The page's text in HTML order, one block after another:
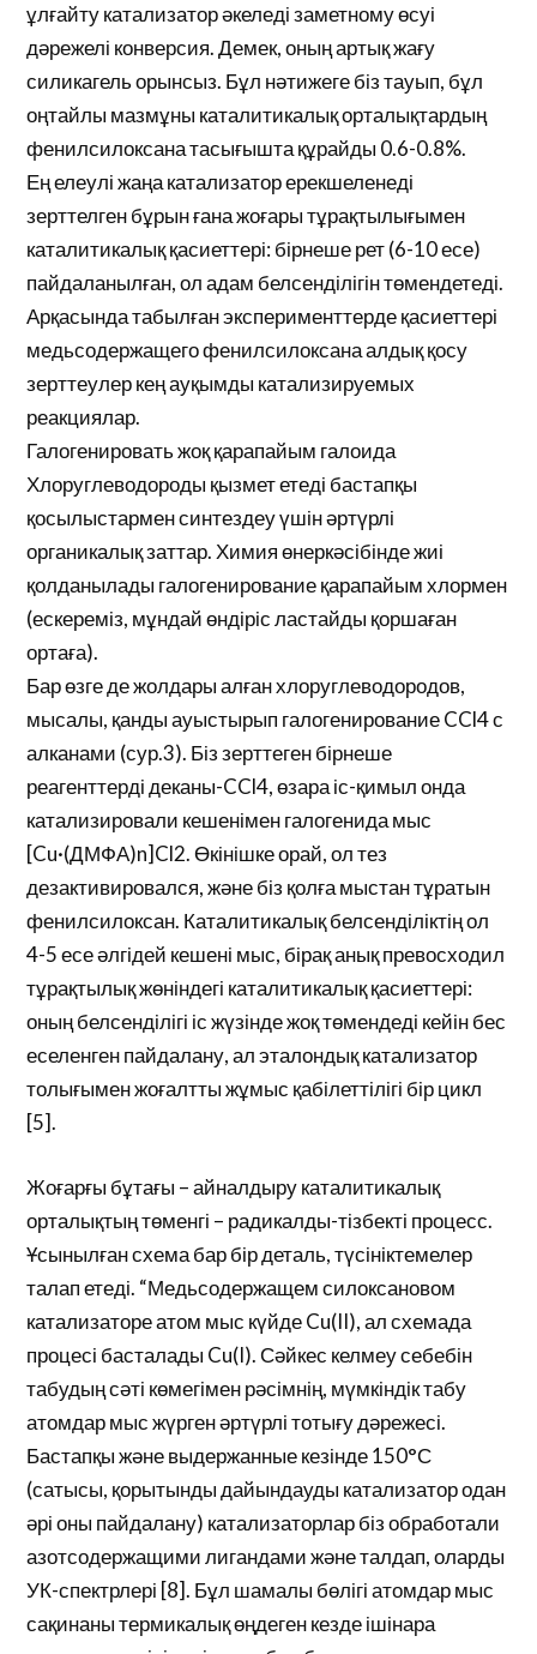
ұлғайту катализатор әкеледі заметному өсуі
дәрежелі конверсия. Демек, оның артық жағу
силикагель орынсыз. Бұл нәтижеге біз тауып, бұл
оңтайлы мазмұны каталитикалық орталықтардың
фенилсилоксана тасығышта құрайды 0.6-0.8%.
Ең елеулі жаңа катализатор ерекшеленеді
зерттелген бұрын ғана жоғары тұрақтылығымен
каталитикалық қасиеттері: бірнеше рет (6-10 есе)
пайдаланылған, ол адам белсенділігін төмендетеді.
Арқасында табылған эксперименттерде қасиеттері
медьсодержащего фенилсилоксана алдық қосу
зерттеулер кең ауқымды катализируемых
реакциялар.
Галогенировать жоқ қарапайым галоида
Хлоруглеводороды қызмет етеді бастапқы
қосылыстармен синтездеу үшін әртүрлі
органикалық заттар. Химия өнеркәсібінде жиі
қолданылады галогенирование қарапайым хлормен
(ескереміз, мұндай өндіріс ластайды қоршаған
ортаға).
Бар өзге де жолдары алған хлоруглеводородов,
мысалы, қанды ауыстырып галогенирование CCl4 с
алканами (сур.3). Біз зерттеген бірнеше
реагенттерді деканы-CCl4, өзара іс-қимыл онда
катализировали кешенімен галогенида мыс
[Cu·(ДМФА)n]Cl2. Өкінішке орай, ол тез
дезактивировался, және біз қолға мыстан тұратын
фенилсилоксан. Каталитикалық белсенділіктің ол
4-5 есе әлгідей кешені мыс, бірақ анық превосходил
тұрақтылық жөніндегі каталитикалық қасиеттері:
оның белсенділігі іс жүзінде жоқ төмендеді кейін бес
еселенген пайдалану, ал эталондық катализатор
толығымен жоғалтты жұмыс қабілеттілігі бір цикл
[5].
Жоғарғы бұтағы – айналдыру каталитикалық
орталықтың төменгі – радикалды-тізбекті процесс.
Ұсынылған схема бар бір деталь, түсініктемелер
талап етеді. “Медьсодержащем силоксановом
катализаторе атом мыс күйде Cu(II), ал схемада
процесі басталады Cu(I). Сәйкес келмеу себебін
табудың сәті көмегімен рәсімнің, мүмкіндік табу
атомдар мыс жүрген әртүрлі тотығу дәрежесі.
Бастапқы және выдержанные кезінде 150°С
(сатысы, қорытынды дайындауды катализатор одан
әрі оны пайдалану) катализаторлар біз обработали
азотсодержащими лигандами және талдап, оларды
УК-спектрлері [8]. Бұл шамалы бөлігі атомдар мыс
сақинаны термикалық өңдеген кезде ішінара